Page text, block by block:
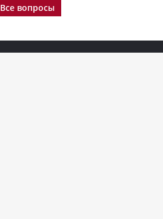
Все вопросы